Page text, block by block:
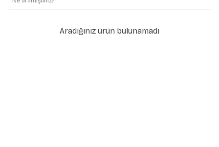
Aradığınız ürün bulunamadı